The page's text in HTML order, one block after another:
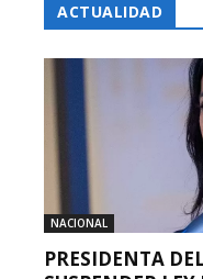
ACTUALIDAD
NACIONAL
PRESIDENTA